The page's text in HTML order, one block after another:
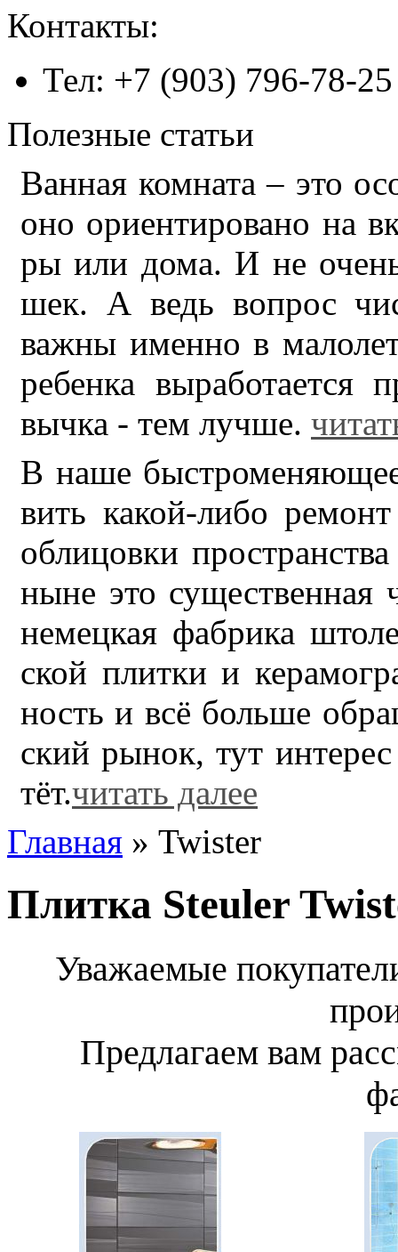
Контакты:
Тел: +7 (903) 796-78-25
Полезные статьи
Ван­ная ком­на­та – это
оно ори­ен­ти­ро­ва­но на
ры или до­ма. И не
шек. А ведь во­прос
важ­ны имен­но в
ре­бен­ка вы­ра­бо­та­ет­ся
выч­ка - тем луч­ше.
В на­ше
вить ка­кой-ли­бо
об­ли­цов­ки
ны­не это су­ще­ствен­ная
не­мец­кая фаб­ри­ка
ской плит­ки и
ность и всё боль­ше
ский ры­нок, тут
тёт.читать далее
Главная » Twister
Плитка Steuler
Уважаемые
Предлагаем вам